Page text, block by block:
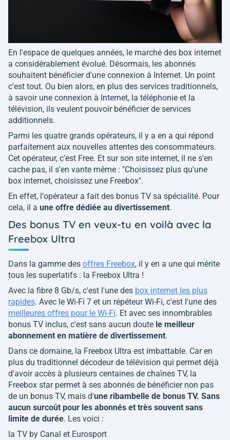
En l'espace de quelques années, le marché des box internet
a considérablement évolué. Désormais, les abonnés
souhaitent bénéficier d'une connexion à Internet. Un point
c'est tout. Ou bien alors, en plus des services traditionnels,
à savoir une connexion à Internet, la téléphonie et la
télévision, ils veulent pouvoir bénéficier de services
additionnels.
Parmi les quatre grands opérateurs, il y a en a qui répond
parfaitement aux nouvelles attentes des consommateurs.
Cet opérateur, c'est Free. Et sur son site internet, il ne s'en
cache pas, il s'en vante même : "Choisissez plus qu'une
box internet, choisissez une Freebox".
En effet, l'opérateur a fait des bonus TV sa spécialité. Pour
cela, il a une offre dédiée au divertissement.
Des bonus TV en veux-tu en voilà avec la
Freebox Ultra
Dans la gamme des offres Freebox, il y en a une qui mérite
tous les superlatifs : la Freebox Ultra !
Avec la fibre 8 Gb/s, c'est l'une des box internet les plus
rapides. Avec le Wi-Fi 7 et un répéteur Wi-Fi, c'est l'une des
meilleures offres pour le Wi-Fi. Et avec ses innombrables
bonus TV inclus, c'est sans aucun doute le meilleur
abonnement en matière de divertissement.
Dans ce domaine, la Freebox Ultra est imbattable. Car en
plus du traditionnel décodeur de télévision qui permet déjà
d'avoir accès à plusieurs centaines de chaînes TV, la
Freebox star permet à ses abonnés de bénéficier non pas
de un bonus TV, mais d'une ribambelle de bonus TV. Sans
aucun surcoût pour les abonnés et très souvent sans
limite de durée. Les voici :
la TV by Canal et Eurosport